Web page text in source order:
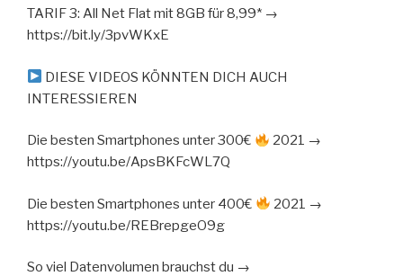
TARIF 3: All Net Flat mit 8GB für 8,99* →
https://bit.ly/3pvWKxE
DIESE VIDEOS KÖNNTEN DICH AUCH
INTERESSIEREN
Die besten Smartphones unter 300€
2021 →
https://youtu.be/ApsBKFcWL7Q
Die besten Smartphones unter 400€
2021 →
https://youtu.be/REBrepgeO9g
So viel Datenvolumen brauchst du →